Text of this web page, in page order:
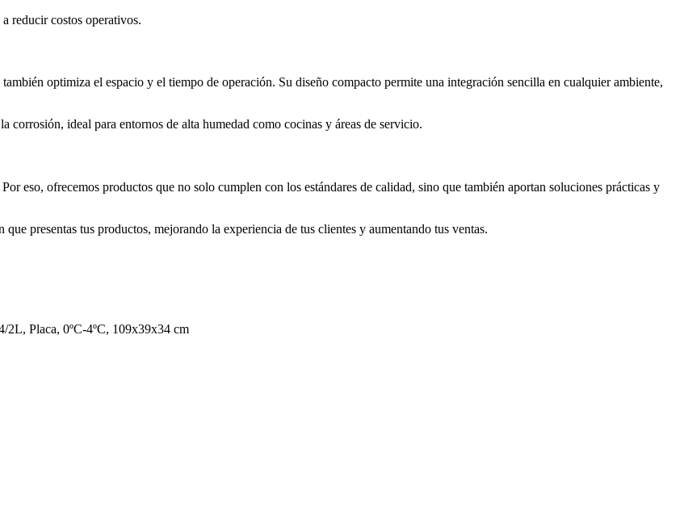
reducir costos operativos.
optimiza el espacio y el tiempo de operación. Su diseño compacto permite una integración sencilla en cualquier ambiente,
corrosión, ideal para entornos de alta humedad como cocinas y áreas de servicio.
eso, ofrecemos productos que no solo cumplen con los estándares de calidad, sino que también aportan soluciones prácticas y
presentas tus productos, mejorando la experiencia de tus clientes y aumentando tus ventas.
2L, Placa, 0ºC-4ºC, 109x39x34 cm